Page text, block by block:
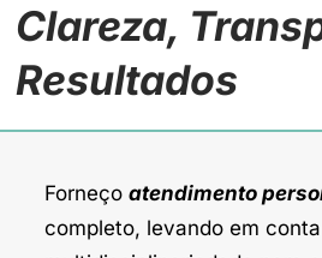
Clareza,
Resultados
Forneço atendimento
completo, levando em conta